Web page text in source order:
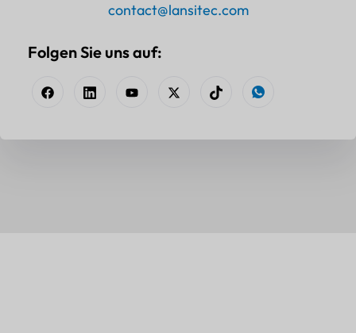
contact@lansitec.com
Folgen Sie uns auf: